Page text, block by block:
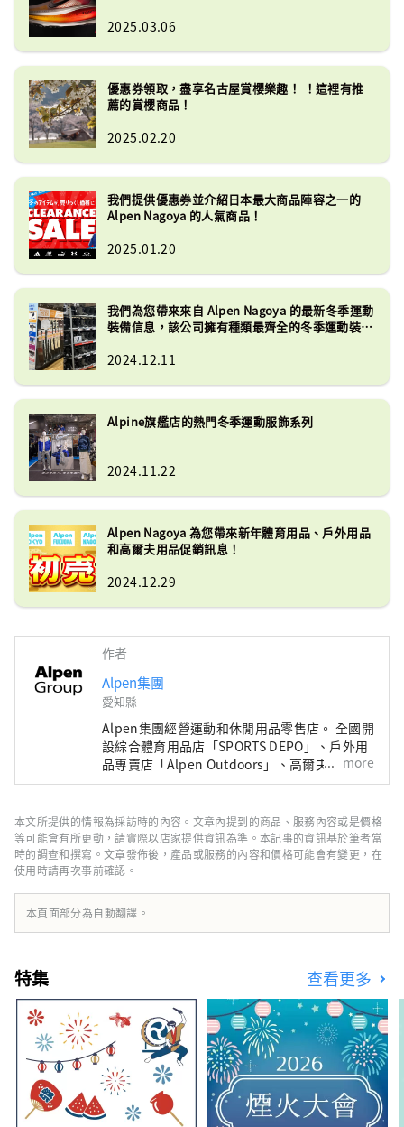
2025.03.06
優惠券領取，盡享名古屋賞櫻樂趣！ ！這裡有推
薦的賞櫻商品！
2025.02.20
我們提供優惠券並介紹日本最大商品陣容之一的
Alpen Nagoya 的人氣商品！
2025.01.20
我們為您帶來來自 Alpen Nagoya 的最新冬季運動
裝備信息，該公司擁有種類最齊全的冬季運動裝備
2024.12.11
Alpine旗艦店的熱門冬季運動服飾系列
2024.11.22
Alpen Nagoya 為您帶來新年體育用品、戶外用品
和高爾夫用品促銷訊息！
2024.12.29
作者
Alpen集團
愛知縣
Alpen集團經營運動和休閒用品零售店。 全國開
設綜合體育用品店「SPORTS DEPO」、戶外用
品專賣店「Alpen Outdoors」、高爾夫專賣店
「GOLF5」，銷售知名運動品牌的體育用品以
和服務選擇，以滿足所有運動愛好者的需求。
more
本文所提供的情報為採訪時的內容。文章內提到的商品、服務內容或是價格
等可能會有所更動，請實際以店家提供資訊為準。本記事的資訊基於筆者當
時的調查和撰寫。文章發佈後，產品或服務的內容和價格可能會有變更，在
使用時請再次事前確認。
本頁面部分為自動翻譯。
特集 查看更多